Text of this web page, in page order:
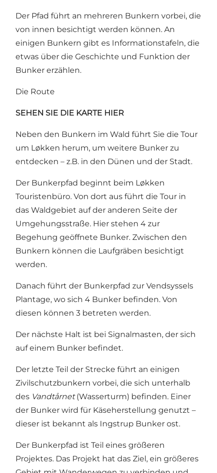
Der Pfad führt an mehreren Bunkern vorbei, die
von innen besichtigt werden können. An
einigen Bunkern gibt es Informationstafeln, die
etwas über die Geschichte und Funktion der
Bunker erzählen.
Die Route
SEHEN SIE DIE KARTE HIER
Neben den Bunkern im Wald führt Sie die Tour
um Løkken herum, um weitere Bunker zu
entdecken – z.B. in den Dünen und der Stadt.
Der Bunkerpfad beginnt beim Løkken
Touristenbüro. Von dort aus führt die Tour in
das Waldgebiet auf der anderen Seite der
Umgehungsstraße. Hier stehen 4 zur
Begehung geöffnete Bunker. Zwischen den
Bunkern können die Laufgräben besichtigt
werden.
Danach führt der Bunkerpfad zur Vendsyssels
Plantage, wo sich 4 Bunker befinden. Von
diesen können 3 betreten werden.
Der nächste Halt ist bei Signalmasten, der sich
auf einem Bunker befindet.
Der letzte Teil der Strecke führt an einigen
Zivilschutzbunkern vorbei, die sich unterhalb
des Vandtårnet(Wasserturm) befinden. Einer
der Bunker wird für Käseherstellung genutzt –
dieser ist bekannt als Ingstrup Bunker ost.
Der Bunkerpfad ist Teil eines größeren
Projektes. Das Projekt hat das Ziel, ein größeres